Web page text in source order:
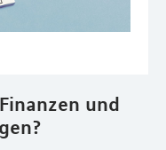
und